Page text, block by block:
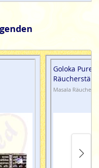
der Sinne.
oder
Goloka Pure
Masala